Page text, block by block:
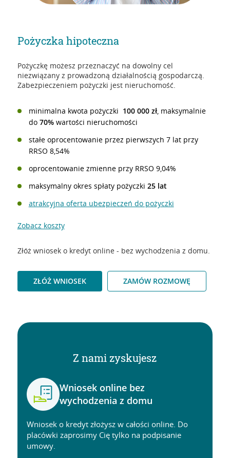
Pożyczka hipoteczna
Pożyczkę możesz przeznaczyć na dowolny cel
niezwiązany z prowadzoną działalnością gospodarczą.
Zabezpieczeniem pożyczki jest nieruchomość.
minimalna kwota pożyczki 100 000 zł, maksymalnie
do 70%wartości nieruchomości
stałe oprocentowanie przez pierwszych 7 lat przy
RRSO 8,54%
oprocentowanie zmienne przy RRSO 9,04%
maksymalny okres spłaty pożyczki 25 lat
atrakcyjna oferta ubezpieczeń do pożyczki
Zobacz koszty
Złóż wniosek o kredyt online - bez wychodzenia z domu.
ZŁÓŻ WNIOSEK ZAMÓW ROZMOWĘ
Z nami zyskujesz
Wniosek online bez
wychodzenia z domu
Wniosek o kredyt złożysz w całości online. Do
placówki zaprosimy Cię tylko na podpisanie
umowy.